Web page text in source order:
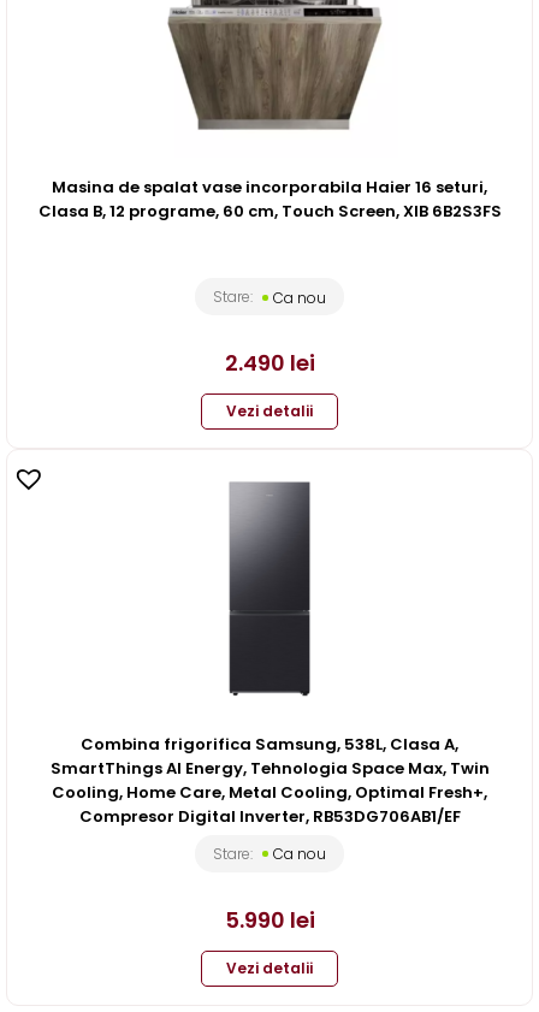
Masina de spalat vase incorporabila Haier 16 seturi,
Clasa B, 12 programe, 60 cm, Touch Screen, XIB 6B2S3FS
Stare: Ca nou
2.490 lei
Vezi detalii
Combina frigorifica Samsung, 538L, Clasa A,
SmartThings AI Energy, Tehnologia Space Max, Twin
Cooling, Home Care, Metal Cooling, Optimal Fresh+,
Compresor Digital Inverter, RB53DG706AB1/EF
Stare: Ca nou
5.990 lei
Vezi detalii